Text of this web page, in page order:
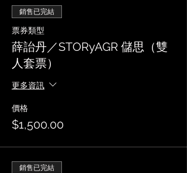
銷售已完結
票券類型
薛詒丹／STORyAGR 儲思（雙
人套票）
更多資訊
價格
$1,500.00
銷售已完結